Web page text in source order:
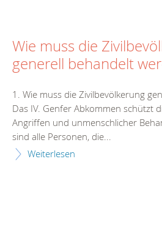
Wie muss die
generell behandelt
1. Wie muss die Zivilbevölkerung
Das IV. Genfer Abkommen schützt
Angriffen und unmenschlicher
sind alle Personen, die...
Weiterlesen